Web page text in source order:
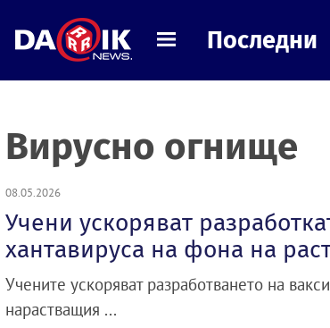
Последни
Вирусно огнище
08.05.2026
Учени ускоряват
хантавируса на фона на
Учените ускоряват разработването на
нарастващия ...